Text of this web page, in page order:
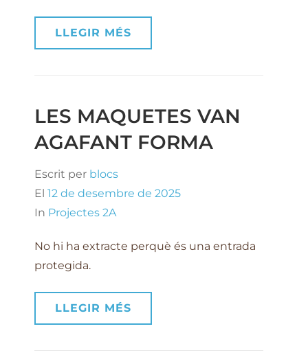
LLEGIR MÉS
LES MAQUETES VAN
AGAFANT FORMA
Escrit per blocs
El 12 de desembre de 2025
In Projectes 2A
No hi ha extracte perquè és una entrada
protegida.
LLEGIR MÉS